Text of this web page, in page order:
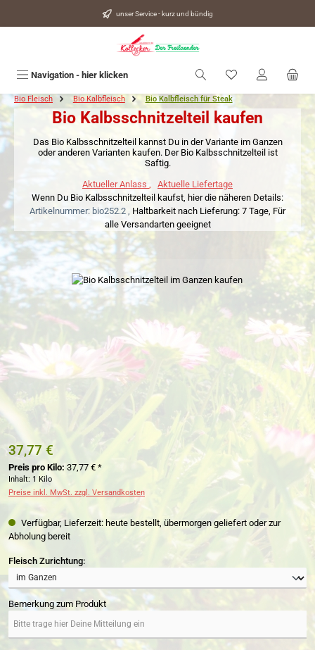
unser Service - kurz und bündig
Navigation - hier klicken Du hast 0
Bio Fleisch Bio Kalbfleisch Bio Kalbfleisch für Steak
Bio Kalbsschnitzelteil kaufen
Das Bio Kalbsschnitzelteil kannst Du in der Variante im Ganzen
oder anderen Varianten kaufen. Der Bio Kalbsschnitzelteil ist
Saftig.
Aktueller Anlass
Aktuelle Liefertage
Wenn Du Bio Kalbsschnitzelteil kaufst, hier die näheren Details:
Artikelnummer: bio252.2 , Haltbarkeit nach Lieferung: 7 Tage, Für
alle Versandarten geeignet
Bildergalerie überspringen
37,77 €
Preis pro Kilo: 37,77 € *
Inhalt: 1 Kilo
Preise inkl. MwSt. zzgl. Versandkosten
Verfügbar, Lieferzeit: heute bestellt, übermorgen geliefert oder zur
Abholung bereit
Fleisch Zurichtung:auswählen
Bemerkung zum Produkt